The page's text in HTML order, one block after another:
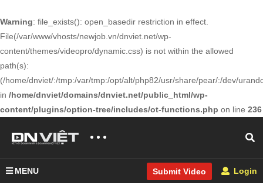
Warning: file_exists(): open_basedir restriction in effect.
File(/var/www/vhosts/newjob.vn/dnviet.net/wp-
content/themes/videopro/dynamic.css) is not within the allowed
path(s):
(/home/dnviet/:/tmp:/var/tmp:/opt/alt/php82/usr/share/pear/:/dev/
in /home/dnviet/domains/dnviet.net/public_html/wp-
content/plugins/option-tree/includes/ot-functions.php on line 236
MENU Submit Video Login